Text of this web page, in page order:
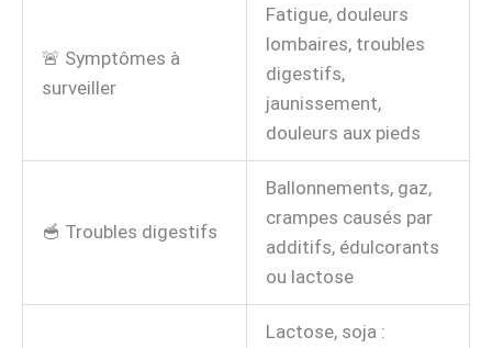
🚨 Symptômes à
surveiller
Fatigue, douleurs
lombaires, troubles
digestifs,
jaunissement,
douleurs aux pieds
🥣 Troubles digestifs
Ballonnements, gaz,
crampes causés par
additifs, édulcorants
ou lactose
Lactose, soja :